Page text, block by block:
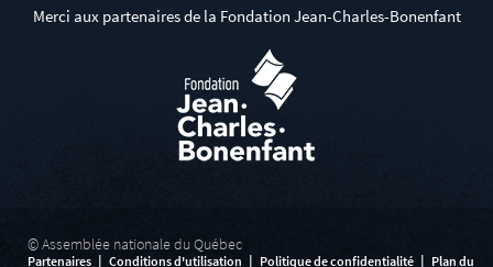
Merci aux partenaires de la Fondation Jean-Charles-Bonenfant
© Assemblée nationale du Québec
Partenaires | Conditions d'utilisation | Politique de confidentialité | Plan du